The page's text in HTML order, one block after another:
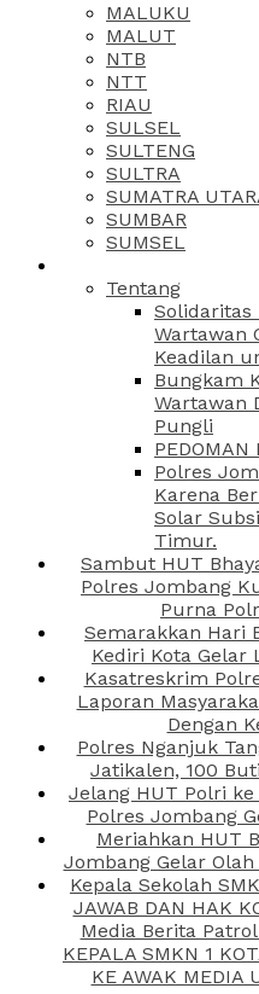
MALUKU
MALUT
NTB
NTT
RIAU
SULSEL
SULTENG
SULTRA
SUMATRA
SUMBAR
SUMSEL
Tentang
Solidaritas
Wartawan
Keadilan
Bungkam
Wartawan
Pungli
PEDOMAN
Polres
Karena
Solar
Timur.
Sambut HUT
Polres Jombang
Purna
Semarakkan Hari
Kediri Kota Gelar
Kasatreskrim
Laporan
Dengan
Polres Nganjuk
Jatikalen, 100
Jelang HUT Polri
Polres Jombang
Meriahkan HUT
Jombang Gelar
Kepala Sekolah
JAWAB DAN HAK
Media Berita
KEPALA SMKN 1
KE AWAK MEDIA